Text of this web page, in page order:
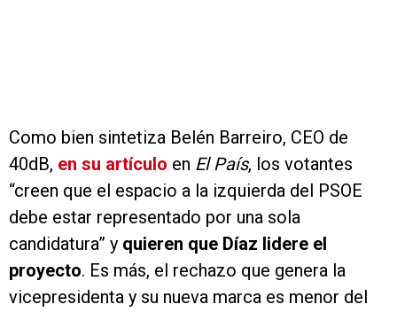
Como bien sintetiza Belén Barreiro, CEO de
40dB, en su artículo en El País, los votantes
“creen que el espacio a la izquierda del PSOE
debe estar representado por una sola
candidatura” y quieren que Díaz lidere el
proyecto. Es más, el rechazo que genera la
vicepresidenta y su nueva marca es menor del